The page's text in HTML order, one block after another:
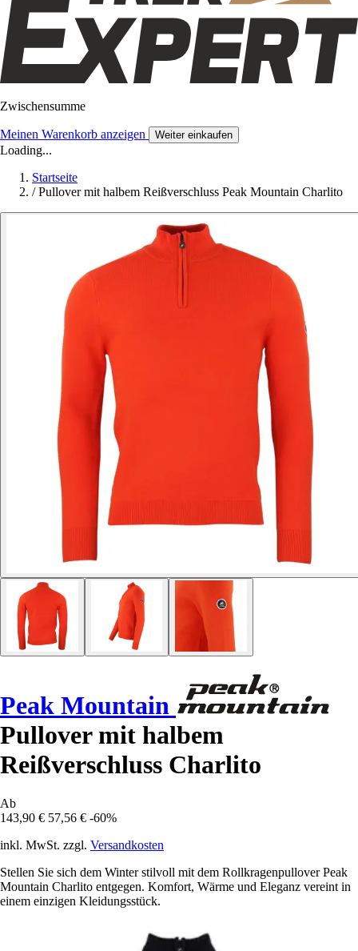
Zwischensumme
Meinen Warenkorb anzeigen Weiter einkaufen
Loading...
Startseite
/ Pullover mit halbem Reißverschluss Peak Mountain Charlito
Peak Mountain
Pullover mit halbem
Reißverschluss Charlito
Ab
143,90 € 57,56 € -60%
inkl. MwSt. zzgl. Versandkosten
Stellen Sie sich dem Winter stilvoll mit dem Rollkragenpullover Peak
Mountain Charlito entgegen. Komfort, Wärme und Eleganz vereint in
einem einzigen Kleidungsstück.